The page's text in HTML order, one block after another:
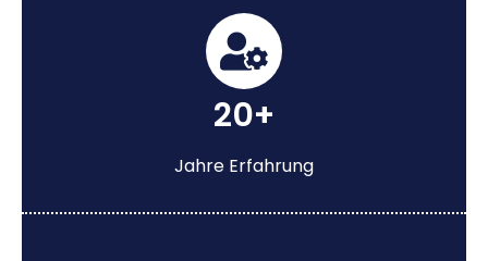
20+
Jahre Erfahrung